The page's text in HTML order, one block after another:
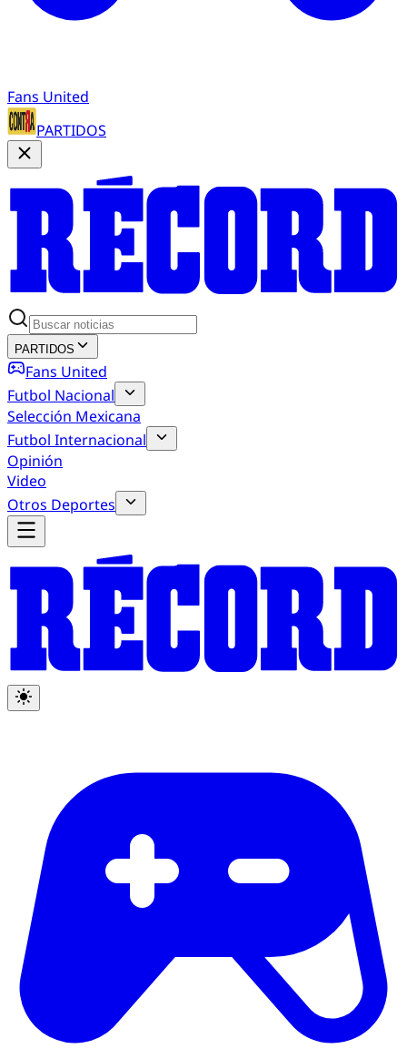
Fans United
PARTIDOS
PARTIDOS
Fans United
Futbol Nacional
Selección Mexicana
Futbol Internacional
Opinión
Video
Otros Deportes